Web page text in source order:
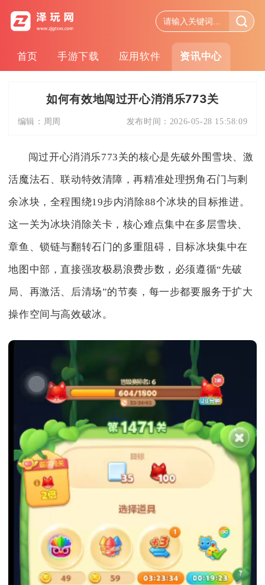
首页 手游下载 应用软件 资讯中心
如何有效地闯过开心消消乐773关
编辑： 周周 发布时间： 2026-05-28 15:58:09
闯过开心消消乐773关的核心是先破外围雪块、激
活魔法石、联动特效清障，再精准处理拐角石门与剩
余冰块，全程围绕19步内消除88个冰块的目标推进。
这一关为冰块消除关卡，核心难点集中在多层雪块、
章鱼、锁链与翻转石门的多重阻碍，目标冰块集中在
地图中部，直接强攻极易浪费步数，必须遵循“先破
局、再激活、后清场”的节奏，每一步都要服务于扩大
操作空间与高效破冰。